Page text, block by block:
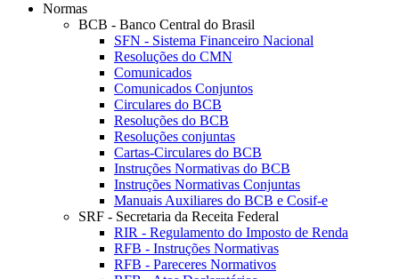
Normas
BCB - Banco Central do Brasil
SFN - Sistema Financeiro Nacional
Resoluções do CMN
Comunicados
Comunicados Conjuntos
Circulares do BCB
Resoluções do BCB
Resoluções conjuntas
Cartas-Circulares do BCB
Instruções Normativas do BCB
Instruções Normativas Conjuntas
Manuais Auxiliares do BCB e Cosif-e
SRF - Secretaria da Receita Federal
RIR - Regulamento do Imposto de Renda
RFB - Instruções Normativas
RFB - Pareceres Normativos